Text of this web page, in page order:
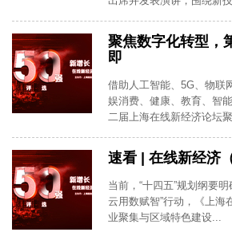
聚焦数字化转型，
即
借助人工智能、5G、物联
娱消费、健康、教育、智
二届上海在线新经济论坛
速看 | 在线新经济
当前，“十四五”规划纲要
云用数赋智”行动，《上海
业聚集与区域特色建设...